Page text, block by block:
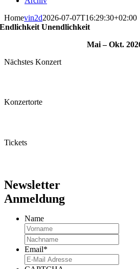
Homevin2d2026-07-07T16:29:30+02:00
Endlichkeit Unendlichkeit
Mai – Okt.
Nächstes Konzert
Konzertorte
Tickets
Newsletter
Anmeldung
Name
Vorname
Nachname
Email*